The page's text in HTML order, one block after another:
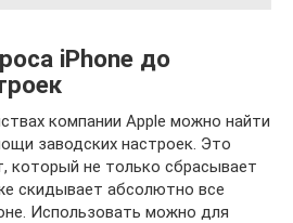
iPhone до
компании Apple можно найти
заводских настроек. Это
который не только сбрасывает
скидывает абсолютно все
Использовать можно для